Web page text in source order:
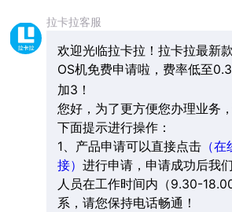
拉卡拉客服
欢迎光临拉卡拉！拉卡拉最新
OS机免费申请啦，费率低至
加3！
您好，为了更方便您办理业务
下面提示进行操作：
1、产品申请可以直接点击（在
接） 进行申请，申请成功后我
人员在工作时间内（9.30-
系，请您保持电话畅通！